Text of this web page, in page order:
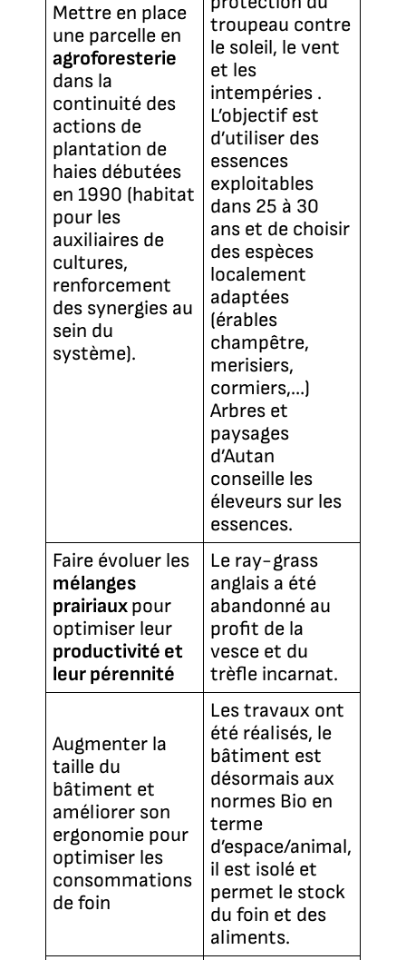
Mettre en place
une parcelle en
agroforesterie
dans la
continuité des
actions de
plantation de
haies débutées
en 1990 (habitat
pour les
auxiliaires de
cultures,
renforcement
des synergies au
sein du
système).
troupeau contre
le soleil, le vent
et les
intempéries .
L’objectif est
d’utiliser des
essences
exploitables
dans 25 à 30
ans et de choisir
des espèces
localement
adaptées
(érables
champêtre,
merisiers,
cormiers,…)
Arbres et
paysages
d’Autan
conseille les
éleveurs sur les
essences.
Faire évoluer les
mélanges
prairiauxpour
optimiser leur
productivité et
leur pérennité
Le ray-grass
anglais a été
abandonné au
profit de la
vesce et du
trèfle incarnat.
Augmenter la
taille du
bâtiment et
améliorer son
ergonomie pour
optimiser les
consommations
de foin
Les travaux ont
été réalisés, le
bâtiment est
désormais aux
normes Bio en
terme
d’espace/animal,
il est isolé et
permet le stock
du foin et des
aliments.